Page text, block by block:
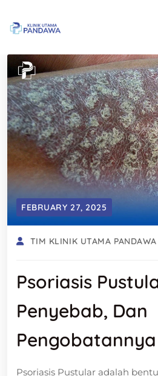
FEBRUARY 27, 2025
TIM KLINIK UTAMA PANDAWA
Psoriasis
Penyebab, Dan
Pengobatannya
Psoriasis Pustular adalah